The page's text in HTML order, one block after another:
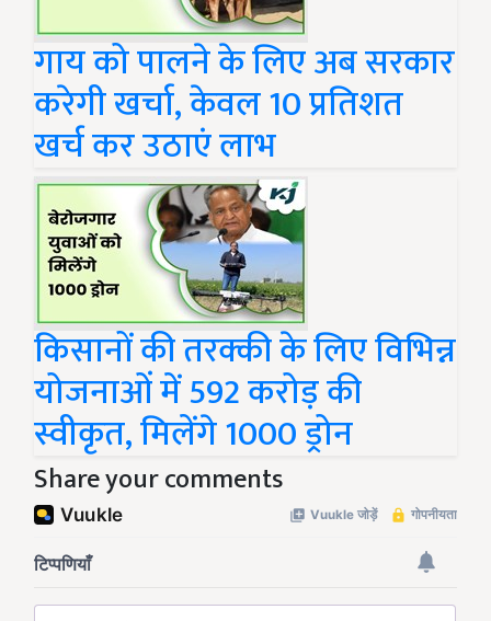
गाय को पालने के लिए अब सरकार
करेगी खर्चा, केवल 10 प्रतिशत
खर्च कर उठाएं लाभ
किसानों की तरक्की के लिए विभिन्न
योजनाओं में 592 करोड़ की
स्वीकृत, मिलेंगे 1000 ड्रोन
Share your comments